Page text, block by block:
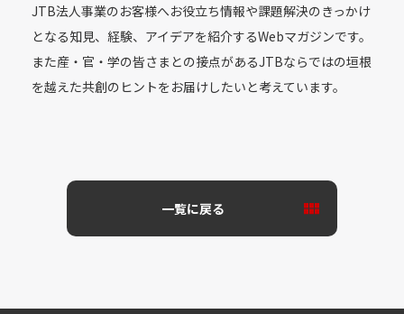
JTB法人事業のお客様へお役立ち情報や課題解決のきっかけ
となる知見、経験、アイデアを紹介するWebマガジンです。
また産・官・学の皆さまとの接点があるJTBならではの垣根
を越えた共創のヒントをお届けしたいと考えています。
一覧に戻る